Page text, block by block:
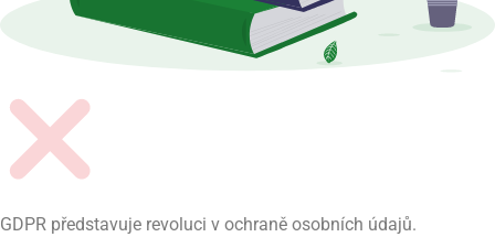
GDPR představuje revoluci v ochraně osobních údajů.